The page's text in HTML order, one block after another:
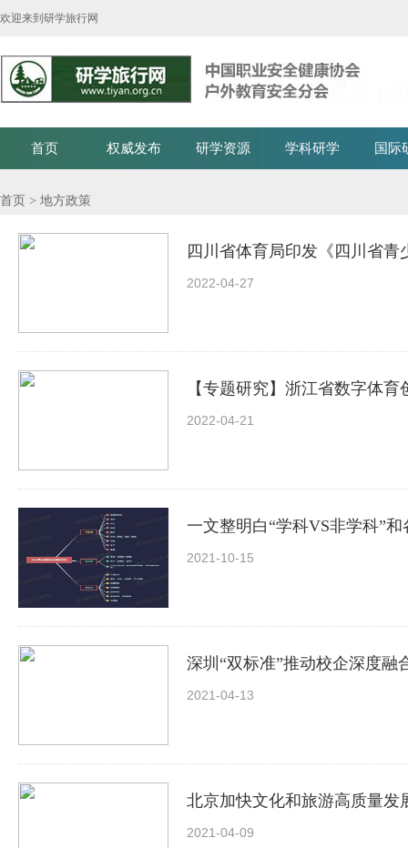
欢迎来到研学旅行网
首页 权威发布 研学资源 学科研学 国际
首页 > 地方政策
四川省体育局印发《四川省青
2022-04-27
【专题研究】浙江省数字体育
2022-04-21
一文整明白“学科VS非学科”
2021-10-15
深圳“双标准”推动校企深度融
2021-04-13
北京加快文化和旅游高质量发
2021-04-09